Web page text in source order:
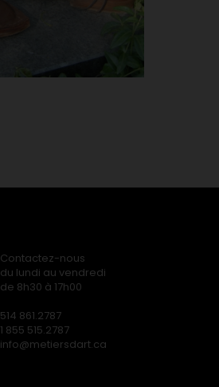
Contactez-nous
du lundi au vendredi
de 8h30 à 17h00
514 861.2787
1 855 515.2787
info@metiersdart.ca